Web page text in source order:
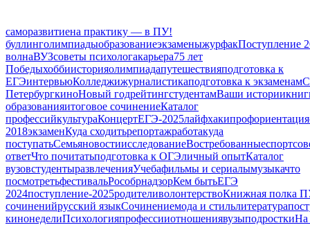
саморазвитиена практику — в ПУ!
буллинголимпиадыобразованиеэкзаменыжурфакПоступление
волнаВУЗсоветы психологакарьера75 лет
Победыхоббиисторияолимпиадапутешествияподготовка к
ЕГЭинтервьюКолледжижурналистикаподготовка к экзаменам
ПетербургкиноНовый годрейтингстудентамВаши истории
образованияитоговое сочинениеКаталог
профессийкультураКонцертЕГЭ-2025лайфхакипрофориентация
2018экзаменКуда сходитьрепортажработакуда
поступатьСемьяновостиисследованиеВостребованныеспорт
ответЧто почитатьподготовка к ОГЭличный опытКаталог
вузовстудентыразвлеченияУчебафильмы и сериалымузыкачто
посмотретьфестивальРособрнадзорКем бытьЕГЭ
2024поступление-2025родителиволонтерствоКнижная полка
сочиненийрусский языкСочинениемода и стильлитература
кинонеделиПсихологияпрофессииотношениявузыподросткиНа